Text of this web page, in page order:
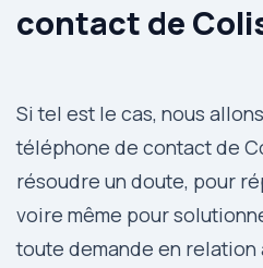
contact de
Si tel est le cas, nous
téléphone de contact de
résoudre un doute, pour
voire même pour
toute demande en